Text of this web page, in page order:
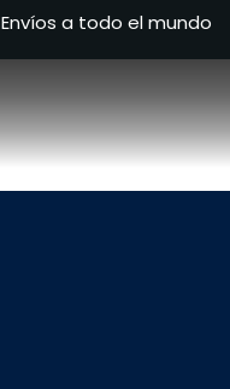
Envíos a todo el mundo